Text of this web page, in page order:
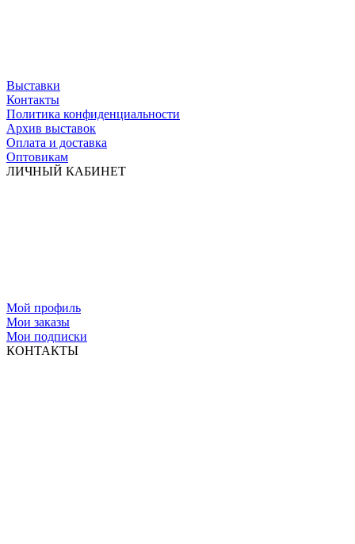
Выставки
Контакты
Политика конфиденциальности
Архив выставок
Оплата и доставка
Оптовикам
ЛИЧНЫЙ КАБИНЕТ
Мой профиль
Мои заказы
Мои подписки
КОНТАКТЫ